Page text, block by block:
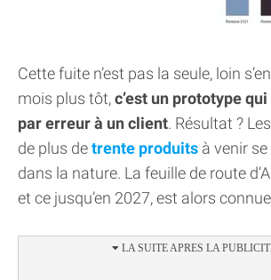
Cette fuite n’est pas la seule, loin
mois plus tôt,c’est un prototype
par erreur à un client. Résultat ?
de plus detrente produits à venir
dans la nature. La feuille de route
et ce jusqu’en 2027, est alors